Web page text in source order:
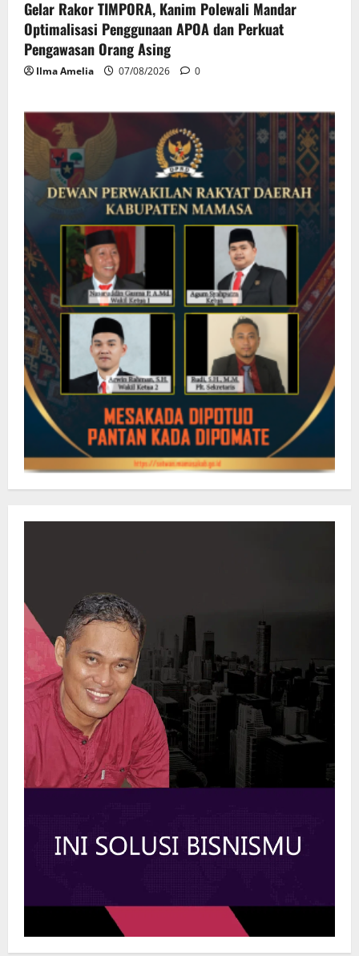
Gelar Rakor TIMPORA, Kanim Polewali Mandar
Optimalisasi Penggunaan APOA dan Perkuat
Pengawasan Orang Asing
Ilma Amelia 07/08/2026 0